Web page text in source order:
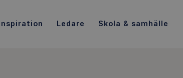
Ledare Skola & samhälle